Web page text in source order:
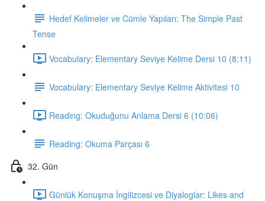
Hedef Kelimeler ve Cümle Yapıları: The Simple Past
Tense
Vocabulary: Elementary Seviye Kelime Dersi 10 (8:11)
Vocabulary: Elementary Seviye Kelime Aktivitesi 10
Reading: Okuduğunu Anlama Dersi 6 (10:06)
Reading: Okuma Parçası 6
32. Gün
Günlük Konuşma İngilizcesi ve Diyaloglar: Likes and